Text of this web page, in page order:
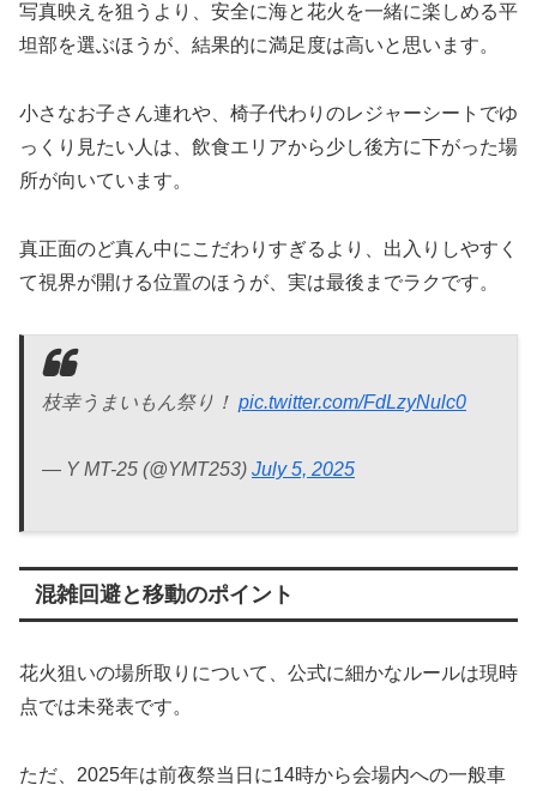
写真映えを狙うより、安全に海と花火を一緒に楽しめる平
坦部を選ぶほうが、結果的に満足度は高いと思います。
小さなお子さん連れや、椅子代わりのレジャーシートでゆ
っくり見たい人は、飲食エリアから少し後方に下がった場
所が向いています。
真正面のど真ん中にこだわりすぎるより、出入りしやすく
て視界が開ける位置のほうが、実は最後までラクです。
枝幸うまいもん祭り！ pic.twitter.com/FdLzyNulc0
— Y MT-25 (@YMT253) July 5, 2025
混雑回避と移動のポイント
花火狙いの場所取りについて、公式に細かなルールは現時
点では未発表です。
ただ、2025年は前夜祭当日に14時から会場内への一般車